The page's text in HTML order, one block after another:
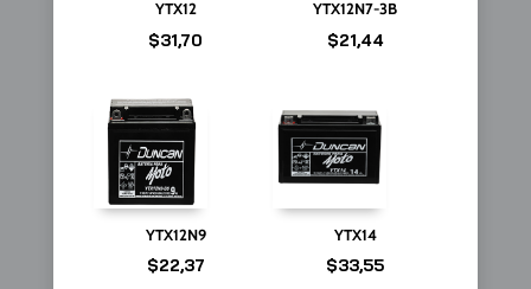
YTX12
$31,70
YTX12N7-3B
$21,44
YTX12N9
$22,37
YTX14
$33,55